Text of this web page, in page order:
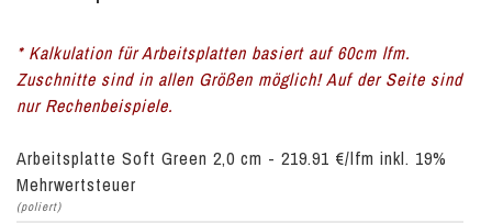
* Kalkulation für Arbeitsplatten basiert auf 60cm lfm.
Zuschnitte sind in allen Größen möglich! Auf der Seite sind
nur Rechenbeispiele.
Arbeitsplatte Soft Green 2,0 cm - 219.91 €/lfm inkl. 19%
Mehrwertsteuer
(poliert)